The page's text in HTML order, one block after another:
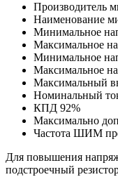
Производитель
Наименование
Минимальное
Максимальное
Минимальное
Максимальное
Максимальный
Номинальный
КПД 92%
Максимально
Частота ШИМ
Для повышения
подстроечный